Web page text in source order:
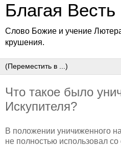
Благая Весть
Слово Божие и учение
крушения.
Что такое было
Искупителя?
В положении уничиженного
не полностью использовал со